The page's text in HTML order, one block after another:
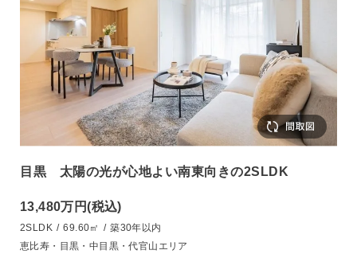
目黒 太陽の光が心地よい南東向きの2SLDK
13,480万円(税込)
2SLDK / 69.60㎡ / 築30年以内
恵比寿・目黒・中目黒・代官山エリア